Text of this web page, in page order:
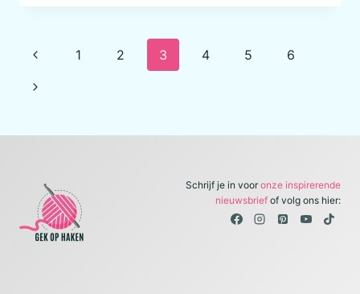
Paginanavigatie
Vorige
pagina
1 2 3 4 5
6
Volgende
Schrijf je in vooronze inspirerende
nieuwsbriefof volg ons hier: